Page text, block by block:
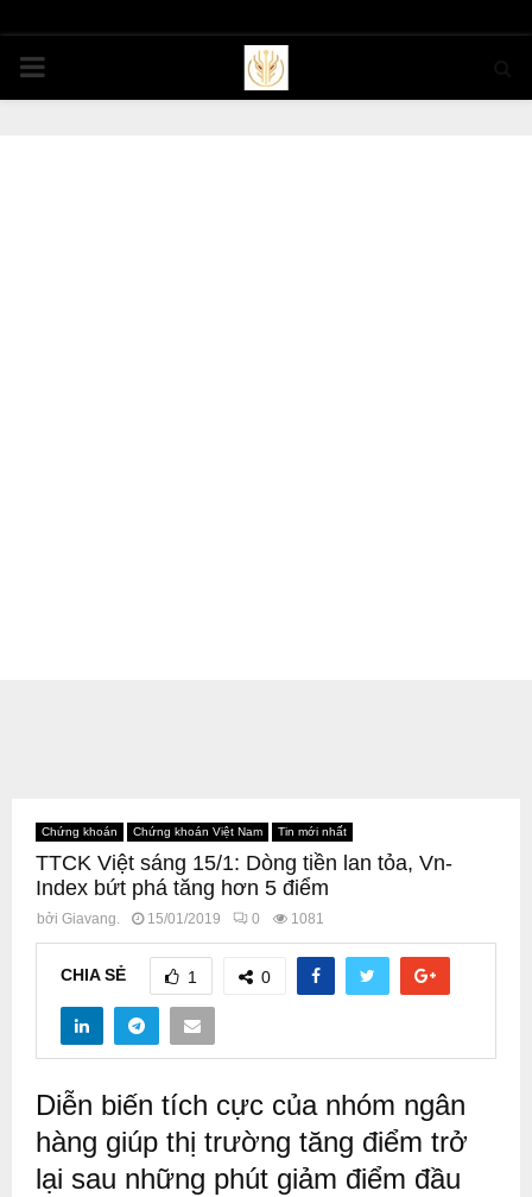
PRIMARY
Chứng khoán Chứng khoán Việt Nam Tin mới nhất
TTCK Việt sáng 15/1: Dòng tiền lan tỏa, Vn-
Index bứt phá tăng hơn 5 điểm
bởi Giavang. 15/01/2019 0 1081
CHIA SẺ 1 0
Diễn biến tích cực của nhóm ngân
hàng giúp thị trường tăng điểm trở
lại sau những phút giảm điểm đầu